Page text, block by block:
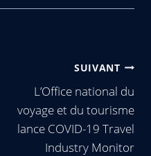
SUIVANT
L’Office national du
voyage et du tourisme
lance COVID-19 Travel
Industry Monitor